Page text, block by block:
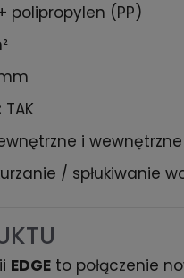
polipropylen (PP)
TAK
i wewnętrzne
/ spłukiwanie
EDGE to połączenie